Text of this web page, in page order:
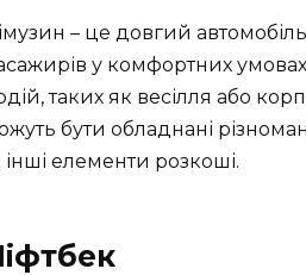
– це довгий
у комфортних
таких як весілля або
бути обладнані
інші елементи розкоші.